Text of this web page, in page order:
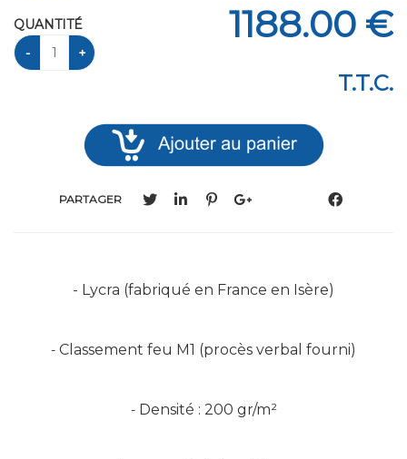
1188.00 €
T.T.C.
QUANTITÉ
PARTAGER
- Lycra (fabriqué en France en Isère)
- Classement feu M1 (procès verbal fourni)
- Densité : 200 gr/m²